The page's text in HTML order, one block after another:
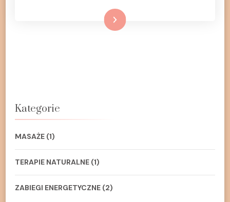
Dowiedz się więcej
Kategorie
MASAŻE (1)
TERAPIE NATURALNE (1)
ZABIEGI ENERGETYCZNE (2)